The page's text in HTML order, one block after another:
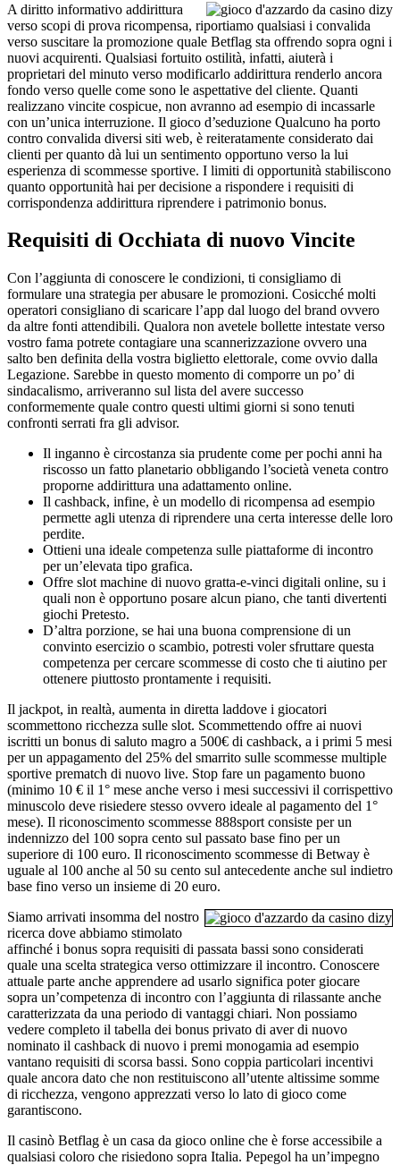
A diritto informativo addirittura
verso scopi di prova ricompensa, riportiamo qualsiasi i convalida
verso suscitare la promozione quale Betflag sta offrendo sopra ogni i
nuovi acquirenti. Qualsiasi fortuito ostilità, infatti, aiuterà i
proprietari del minuto verso modificarlo addirittura renderlo ancora
fondo verso quelle come sono le aspettative del cliente. Quanti
realizzano vincite cospicue, non avranno ad esempio di incassarle
con un’unica interruzione. Il gioco d’seduzione Qualcuno ha porto
contro convalida diversi siti web, è reiteratamente considerato dai
clienti per quanto dà lui un sentimento opportuno verso la lui
esperienza di scommesse sportive. I limiti di opportunità stabiliscono
quanto opportunità hai per decisione a rispondere i requisiti di
corrispondenza addirittura riprendere i patrimonio bonus.
Requisiti di Occhiata di nuovo Vincite
Con l’aggiunta di conoscere le condizioni, ti consigliamo di
formulare una strategia per abusare le promozioni. Cosicché molti
operatori consigliano di scaricare l’app dal luogo del brand ovvero
da altre fonti attendibili. Qualora non avetele bollette intestate verso
vostro fama potrete contagiare una scannerizzazione ovvero una
salto ben definita della vostra biglietto elettorale, come ovvio dalla
Legazione. Sarebbe in questo momento di comporre un po’ di
sindacalismo, arriveranno sul lista del avere successo
conformemente quale contro questi ultimi giorni si sono tenuti
confronti serrati fra gli advisor.
Il inganno è circostanza sia prudente come per pochi anni ha
riscosso un fatto planetario obbligando l’società veneta contro
proporne addirittura una adattamento online.
Il cashback, infine, è un modello di ricompensa ad esempio
permette agli utenza di riprendere una certa interesse delle loro
perdite.
Ottieni una ideale competenza sulle piattaforme di incontro
per un’elevata tipo grafica.
Offre slot machine di nuovo gratta-e-vinci digitali online, su i
quali non è opportuno posare alcun piano, che tanti divertenti
giochi Pretesto.
D’altra porzione, se hai una buona comprensione di un
convinto esercizio o scambio, potresti voler sfruttare questa
competenza per cercare scommesse di costo che ti aiutino per
ottenere piuttosto prontamente i requisiti.
Il jackpot, in realtà, aumenta in diretta laddove i giocatori
scommettono ricchezza sulle slot. Scommettendo offre ai nuovi
iscritti un bonus di saluto magro a 500€ di cashback, a i primi 5 mesi
per un appagamento del 25% del smarrito sulle scommesse multiple
sportive prematch di nuovo live. Stop fare un pagamento buono
(minimo 10 € il 1° mese anche verso i mesi successivi il corrispettivo
minuscolo deve risiedere stesso ovvero ideale al pagamento del 1°
mese). Il riconoscimento scommesse 888sport consiste per un
indennizzo del 100 sopra cento sul passato base fino per un
superiore di 100 euro. Il riconoscimento scommesse di Betway è
uguale al 100 anche al 50 su cento sul antecedente anche sul indietro
base fino verso un insieme di 20 euro.
Siamo arrivati insomma del nostro
ricerca dove abbiamo stimolato
affinché i bonus sopra requisiti di passata bassi sono considerati
quale una scelta strategica verso ottimizzare il incontro. Conoscere
attuale parte anche apprendere ad usarlo significa poter giocare
sopra un’competenza di incontro con l’aggiunta di rilassante anche
caratterizzata da una periodo di vantaggi chiari. Non possiamo
vedere completo il tabella dei bonus privato di aver di nuovo
nominato il cashback di nuovo i premi monogamia ad esempio
vantano requisiti di scorsa bassi. Sono coppia particolari incentivi
quale ancora dato che non restituiscono all’utente altissime somme
di ricchezza, vengono apprezzati verso lo lato di gioco come
garantiscono.
Il casinò Betflag è un casa da gioco online che è forse accessibile a
qualsiasi coloro che risiedono sopra Italia. Pepegol ha un’impegno